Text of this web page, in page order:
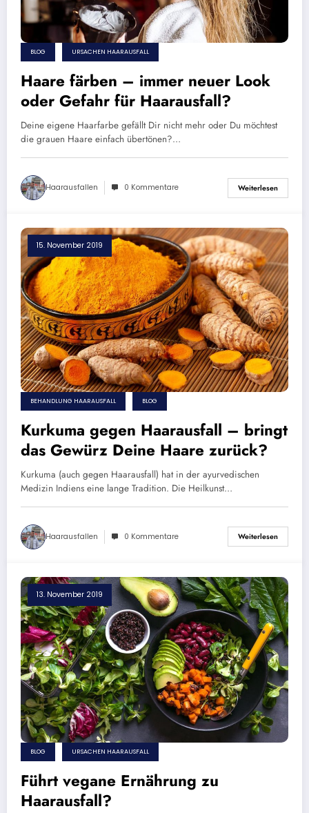
BLOG URSACHEN HAARAUSFALL
Haare färben – immer neuer Look
oder Gefahr für Haarausfall?
Deine eigene Haarfarbe gefällt Dir nicht mehr oder Du möchtest
die grauen Haare einfach übertönen?…
Haarausfallen 0 Kommentare Weiterlesen
15. November 2019
BEHANDLUNG HAARAUSFALL BLOG
Kurkuma gegen Haarausfall – bringt
das Gewürz Deine Haare zurück?
Kurkuma (auch gegen Haarausfall) hat in der ayurvedischen
Medizin Indiens eine lange Tradition. Die Heilkunst…
Haarausfallen 0 Kommentare Weiterlesen
13. November 2019
BLOG URSACHEN HAARAUSFALL
Führt vegane Ernährung zu
Haarausfall?